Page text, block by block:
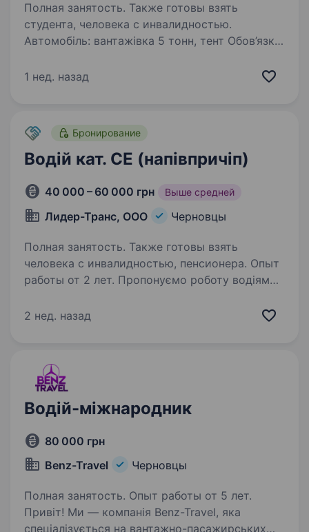
Полная занятость. Также готовы взять
студента, человека с инвалидностью.
Автомобіль: вантажівка 5 тонн, тент Обов’язки
Україна — Румунія — Болгарія (та зворотні
1 нед. назад
Бронирование
Водій кат. СЕ (напівпричіп)
40 000 – 60 000 грн Выше средней
Лидер-Транс, ООО Черновцы
Полная занятость. Также готовы взять
человека с инвалидностью, пенсионера. Опыт
работы от 2 лет. Пропонуємо роботу водіям
кругорейсами та відрядженнями за кордон
порядність, пунктуальність,…
2 нед. назад
Водій-міжнародник
80 000 грн
Benz-Travel
Черновцы
Полная занятость. Опыт работы от 5 лет.
Привіт! Ми — компанія Benz-Travel, яка
спеціалізується на вантажно-пасажирських